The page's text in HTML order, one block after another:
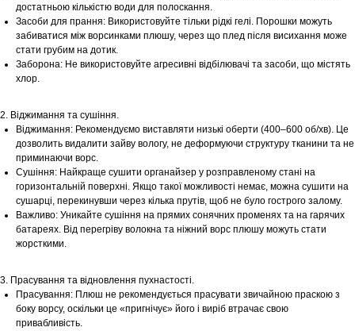
достатньою кількістю води для полоскання.
Засоби для прання: Використовуйте тільки рідкі гелі. Порошки можуть
забиватися між ворсинками плюшу, через що плед після висихання може
стати грубим на дотик.
Заборона: Не використовуйте агресивні відбілювачі та засоби, що містять
хлор.
2. Віджимання та сушіння.
Віджимання: Рекомендуємо виставляти низькі оберти (400–600 об/хв). Це
дозволить видалити зайву вологу, не деформуючи структуру тканини та не
приминаючи ворс.
Сушіння: Найкраще сушити органайзер у розправленому стані на
горизонтальній поверхні. Якщо такої можливості немає, можна сушити на
сушарці, перекинувши через кілька прутів, щоб не було гострого залому.
Важливо: Уникайте сушіння на прямих сонячних променях та на гарячих
батареях. Від перегріву волокна та ніжний ворс плюшу можуть стати
жорсткими.
3. Прасування та відновлення пухнастості.
Прасування: Плюш не рекомендується прасувати звичайною праскою з
боку ворсу, оскільки це «пригнічує» його і виріб втрачає свою
привабливість.